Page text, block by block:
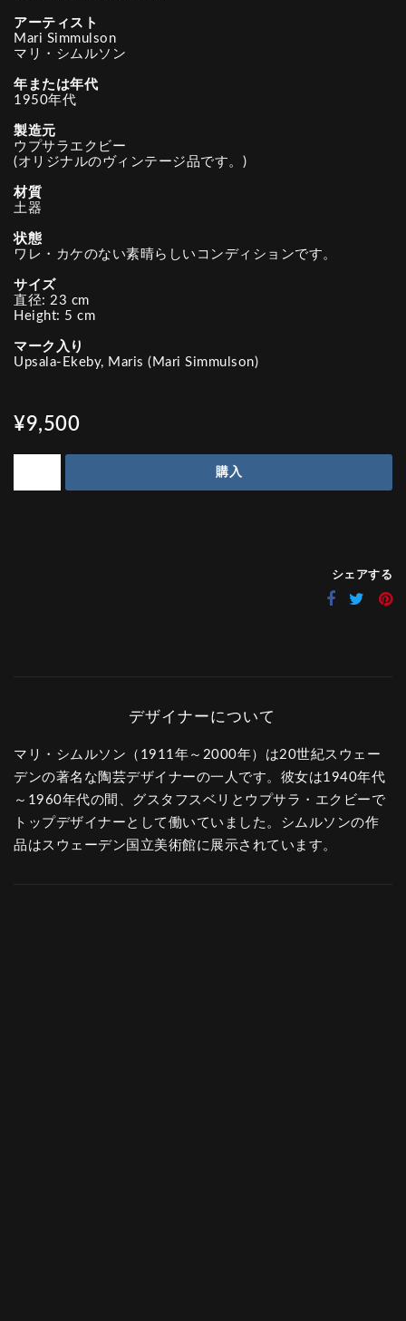
アーティスト
Mari Simmulson
マリ・シムルソン
年または年代
1950年代
製造元
ウプサラエクビー
(オリジナルのヴィンテージ品です。)
材質
土器
状態
ワレ・カケのない素晴らしいコンディションです。
サイズ
直径: 23 cm
Height: 5 cm
マーク入り
Upsala-Ekeby, Maris (Mari Simmulson)
¥9,500
購入
シェアする
マリ・シムルソン（1911年～2000年）は20世紀スウェー
デンの著名な陶芸デザイナーの一人です。彼女は1940年代
～1960年代の間、グスタフスベリとウプサラ・エクビーで
トップデザイナーとして働いていました。シムルソンの作
品はスウェーデン国立美術館に展示されています。